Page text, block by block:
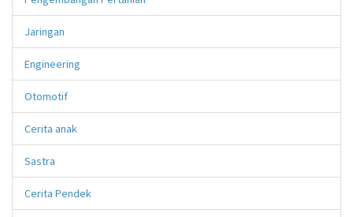
Jaringan
Engineering
Otomotif
Cerita anak
Sastra
Cerita Pendek